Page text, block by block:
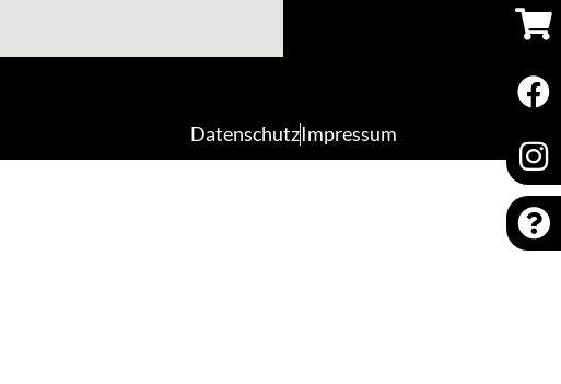
DatenschutzImpressum